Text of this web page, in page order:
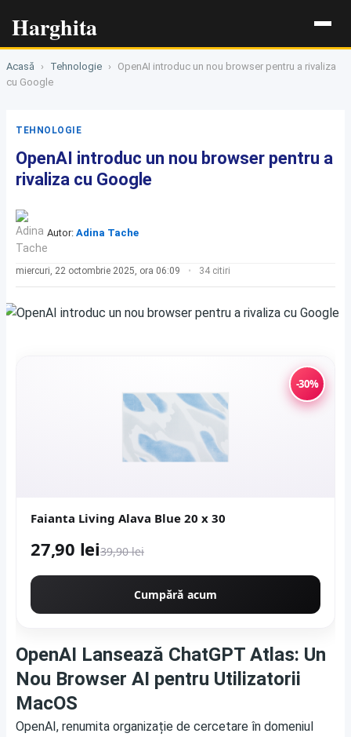
Harghita
Acasă › Tehnologie ›
OpenAI introduc un nou browser pentru a rivaliza
cu Google
TEHNOLOGIE
OpenAI introduc un nou browser pentru a
rivaliza cu Google
Autor: Adina Tache
miercuri, 22 octombrie 2025, ora 06:09 34 citiri
-30%
Faianta Living Alava Blue 20 x 30
27,90 lei39,90 lei
Cumpără acum
OpenAI Lansează ChatGPT Atlas: Un
Nou Browser AI pentru Utilizatorii
MacOS
OpenAI, renumita organizație de cercetare în domeniul